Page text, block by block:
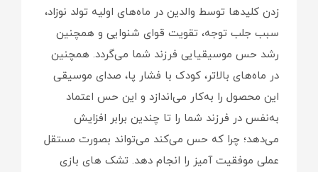
زدن کلیدها توسط والدین در ماه‌های اولیه تولد نوزاد،
سبب جلب توجه، تقویت قوای شنوایی و همچنین
رشد حس موسیقیایی فرزند شما می‌گردد. همچنین
در ماه‌های بالاتر، کودک با فشار پا، صدای موسیقی
این محصول را به‌کار می‌اندازد و این حس اعتماد
به‌نفس در فرزند شما را تا چندین برابر افزایش
می‌دهد؛ چرا که حس می‌کند می‌تواند بصورت مستقل
عملی موفقیت آمیز را انجام دهد. تشک های بازی